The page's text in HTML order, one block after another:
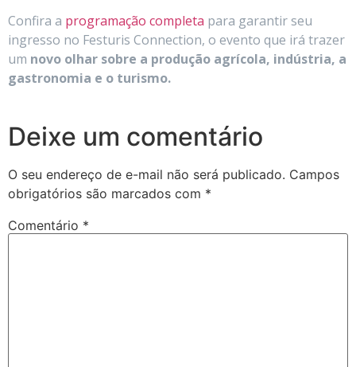
Confira a programação completa para garantir seu
ingresso no Festuris Connection, o evento que irá trazer
um novo olhar sobre a produção agrícola, indústria, a
gastronomia e o turismo.
Deixe um comentário
O seu endereço de e-mail não será publicado. Campos
obrigatórios são marcados com *
Comentário *